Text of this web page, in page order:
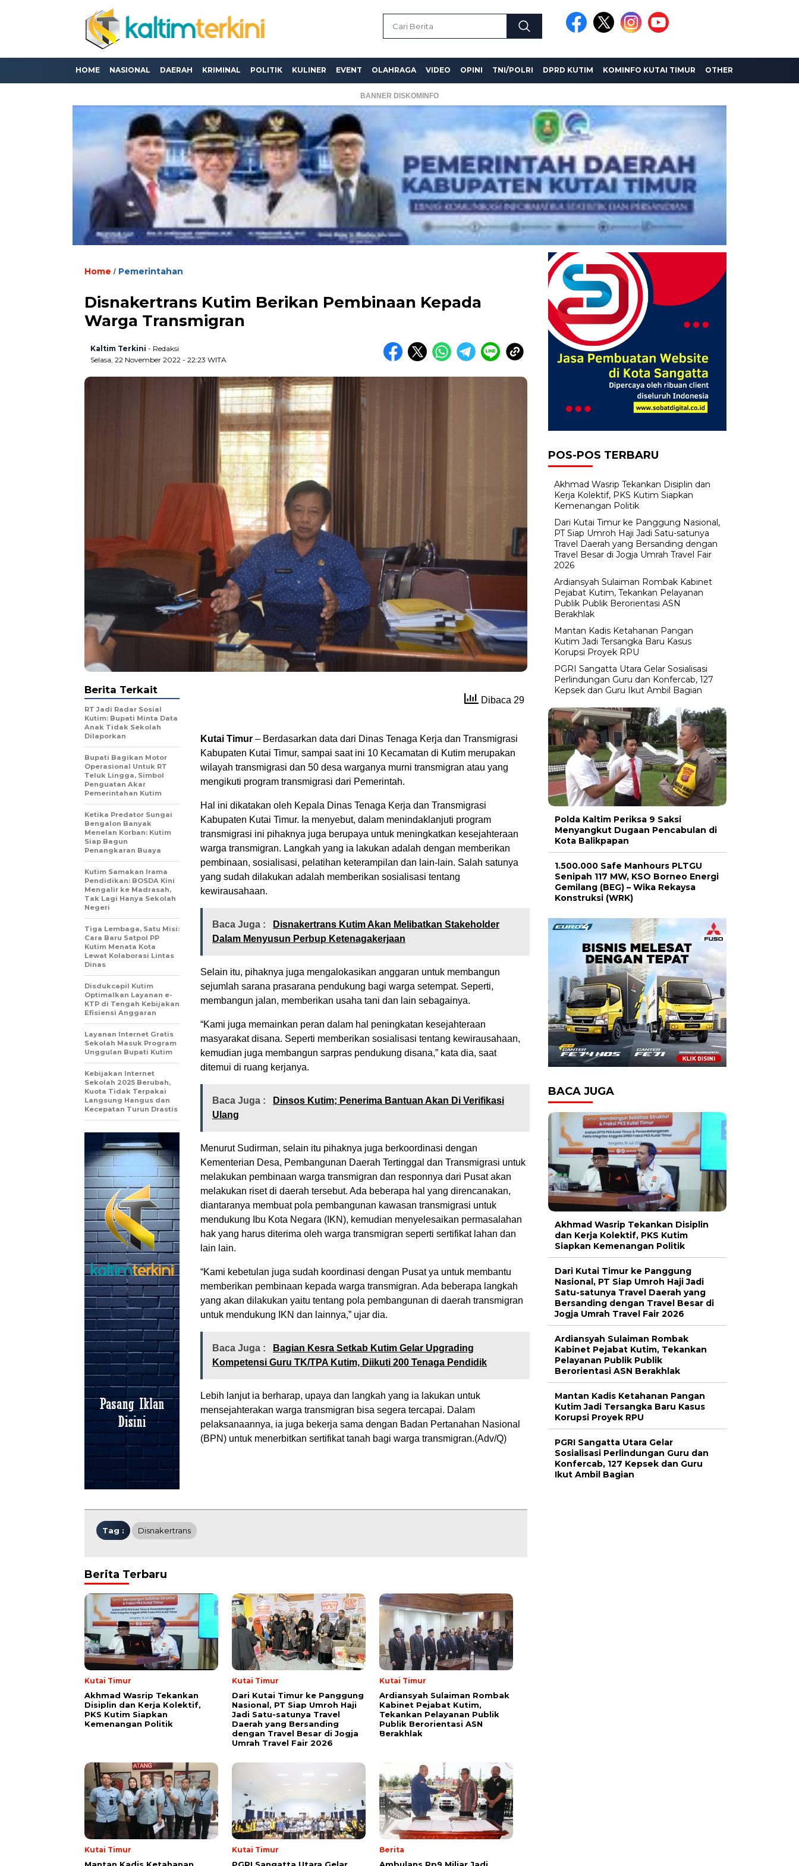
HOME NASIONAL DAERAH KRIMINAL POLITIK KULINER EVENT OLAHRAGA VIDEO OPINI TNI/POLRI DPRD KUTIM KOMINFO KUTAI TIMUR OTHER
BANNER DISKOMINFO
Home / Pemerintahan
Disnakertrans Kutim Berikan Pembinaan Kepada
Warga Transmigran
Kaltim Terkini - Redaksi
Selasa, 22 November 2022 - 22:23 WITA
Dibaca 29
Kutai Timur – Berdasarkan data dari Dinas Tenaga Kerja dan Transmigrasi
Kabupaten Kutai Timur, sampai saat ini 10 Kecamatan di Kutim merupakan
wilayah transmigrasi dan 50 desa warganya murni transmigran atau yang
mengikuti program transmigrasi dari Pemerintah.
Hal ini dikatakan oleh Kepala Dinas Tenaga Kerja dan Transmigrasi
Kabupaten Kutai Timur. Ia menyebut, dalam menindaklanjuti program
transmigrasi ini pihaknya juga berupaya untuk meningkatkan kesejahteraan
warga transmigran. Langkah yang ia lakukan adalah dengan memberikan
pembinaan, sosialisasi, pelatihan keterampilan dan lain-lain. Salah satunya
yang sudah dilakukan adalah memberikan sosialisasi tentang
kewirausahaan.
Baca Juga :
Disnakertrans Kutim Akan Melibatkan Stakeholder
Dalam Menyusun Perbup Ketenagakerjaan
Selain itu, pihaknya juga mengalokasikan anggaran untuk membangun
sejumlah sarana prasarana pendukung bagi warga setempat. Seperti,
membangun jalan, memberikan usaha tani dan lain sebagainya.
“Kami juga memainkan peran dalam hal peningkatan kesejahteraan
masyarakat disana. Seperti memberikan sosialisasi tentang kewirausahaan,
kemudian juga membangun sarpras pendukung disana,” kata dia, saat
ditemui di ruang kerjanya.
Baca Juga :
Dinsos Kutim; Penerima Bantuan Akan Di Verifikasi
Ulang
Menurut Sudirman, selain itu pihaknya juga berkoordinasi dengan
Kementerian Desa, Pembangunan Daerah Tertinggal dan Transmigrasi untuk
melakukan pembinaan warga transmigran dan responnya dari Pusat akan
melakukan riset di daerah tersebut. Ada beberapa hal yang direncanakan,
diantaranya membuat pola pembangunan kawasan transmigrasi untuk
mendukung Ibu Kota Negara (IKN), kemudian menyelesaikan permasalahan
hak yang harus diterima oleh warga transmigran seperti sertifikat lahan dan
lain lain.
“Kami kebetulan juga sudah koordinasi dengan Pusat ya untuk membantu
memberikan pembinaan kepada warga transmigran. Ada beberapa langkah
yang akan dilakukan yaitu tentang pola pembangunan di daerah transmigran
untuk mendukung IKN dan lainnya,” ujar dia.
Baca Juga :
Bagian Kesra Setkab Kutim Gelar Upgrading
Kompetensi Guru TK/TPA Kutim, Diikuti 200 Tenaga Pendidik
Lebih lanjut ia berharap, upaya dan langkah yang ia lakukan untuk
mensejahterakan warga transmigran bisa segera tercapai. Dalam
pelaksanaannya, ia juga bekerja sama dengan Badan Pertanahan Nasional
(BPN) untuk menerbitkan sertifikat tanah bagi warga transmigran.(Adv/Q)
Berita Terkait
RT Jadi Radar Sosial
Kutim: Bupati Minta Data
Anak Tidak Sekolah
Dilaporkan
Bupati Bagikan Motor
Operasional Untuk RT
Teluk Lingga, Simbol
Penguatan Akar
Pemerintahan Kutim
Ketika Predator Sungai
Bengalon Banyak
Menelan Korban: Kutim
Siap Bagun
Penangkaran Buaya
Kutim Samakan Irama
Pendidikan: BOSDA Kini
Mengalir ke Madrasah,
Tak Lagi Hanya Sekolah
Negeri
Tiga Lembaga, Satu Misi:
Cara Baru Satpol PP
Kutim Menata Kota
Lewat Kolaborasi Lintas
Dinas
Disdukcapil Kutim
Optimalkan Layanan e-
KTP di Tengah Kebijakan
Efisiensi Anggaran
Layanan Internet Gratis
Sekolah Masuk Program
Unggulan Bupati Kutim
Kebijakan Internet
Sekolah 2025 Berubah,
Kuota Tidak Terpakai
Langsung Hangus dan
Kecepatan Turun Drastis
Tag : Disnakertrans
Berita Terbaru
Kutai Timur
Akhmad Wasrip Tekankan
Disiplin dan Kerja Kolektif,
PKS Kutim Siapkan
Kemenangan Politik
Kutai Timur
Dari Kutai Timur ke Panggung
Nasional, PT Siap Umroh Haji
Jadi Satu-satunya Travel
Daerah yang Bersanding
dengan Travel Besar di Jogja
Umrah Travel Fair 2026
Kutai Timur
Ardiansyah Sulaiman Rombak
Kabinet Pejabat Kutim,
Tekankan Pelayanan Publik
Publik Berorientasi ASN
Berakhlak
Kutai Timur Kutai Timur Berita
POS-POS TERBARU
Akhmad Wasrip Tekankan Disiplin dan
Kerja Kolektif, PKS Kutim Siapkan
Kemenangan Politik
Dari Kutai Timur ke Panggung Nasional,
PT Siap Umroh Haji Jadi Satu-satunya
Travel Daerah yang Bersanding dengan
Travel Besar di Jogja Umrah Travel Fair
2026
Ardiansyah Sulaiman Rombak Kabinet
Pejabat Kutim, Tekankan Pelayanan
Publik Publik Berorientasi ASN
Berakhlak
Mantan Kadis Ketahanan Pangan
Kutim Jadi Tersangka Baru Kasus
Korupsi Proyek RPU
PGRI Sangatta Utara Gelar Sosialisasi
Perlindungan Guru dan Konfercab, 127
Kepsek dan Guru Ikut Ambil Bagian
Polda Kaltim Periksa 9 Saksi
Menyangkut Dugaan Pencabulan di
Kota Balikpapan
1.500.000 Safe Manhours PLTGU
Senipah 117 MW, KSO Borneo Energi
Gemilang (BEG) – Wika Rekaysa
Konstruksi (WRK)
BACA JUGA
Akhmad Wasrip Tekankan Disiplin
dan Kerja Kolektif, PKS Kutim
Siapkan Kemenangan Politik
Dari Kutai Timur ke Panggung
Nasional, PT Siap Umroh Haji Jadi
Satu-satunya Travel Daerah yang
Bersanding dengan Travel Besar di
Jogja Umrah Travel Fair 2026
Ardiansyah Sulaiman Rombak
Kabinet Pejabat Kutim, Tekankan
Pelayanan Publik Publik
Berorientasi ASN Berakhlak
Mantan Kadis Ketahanan Pangan
Kutim Jadi Tersangka Baru Kasus
Korupsi Proyek RPU
PGRI Sangatta Utara Gelar
Sosialisasi Perlindungan Guru dan
Konfercab, 127 Kepsek dan Guru
Ikut Ambil Bagian